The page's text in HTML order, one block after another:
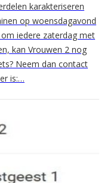
karakteriseren
op woensdagavond
iedere zaterdag met
kan Vrouwen 2 nog
Neem dan contact
is:…